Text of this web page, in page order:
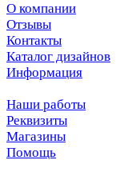
О компании
Отзывы
Контакты
Каталог дизайнов
Информация
Наши работы
Реквизиты
Магазины
Помощь